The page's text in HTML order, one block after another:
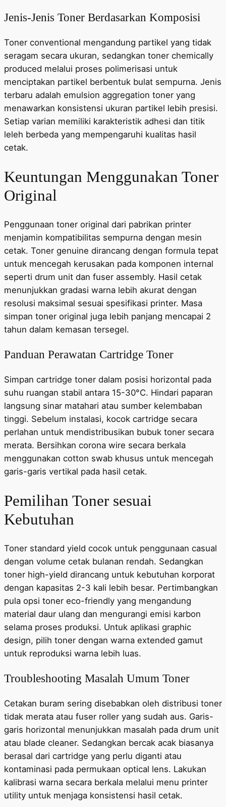
Jenis-Jenis Toner Berdasarkan Komposisi
Toner conventional mengandung partikel yang tidak
seragam secara ukuran, sedangkan toner chemically
produced melalui proses polimerisasi untuk
menciptakan partikel berbentuk bulat sempurna. Jenis
terbaru adalah emulsion aggregation toner yang
menawarkan konsistensi ukuran partikel lebih presisi.
Setiap varian memiliki karakteristik adhesi dan titik
leleh berbeda yang mempengaruhi kualitas hasil
cetak.
Keuntungan Menggunakan Toner
Original
Penggunaan toner original dari pabrikan printer
menjamin kompatibilitas sempurna dengan mesin
cetak. Toner genuine dirancang dengan formula tepat
untuk mencegah kerusakan pada komponen internal
seperti drum unit dan fuser assembly. Hasil cetak
menunjukkan gradasi warna lebih akurat dengan
resolusi maksimal sesuai spesifikasi printer. Masa
simpan toner original juga lebih panjang mencapai 2
tahun dalam kemasan tersegel.
Panduan Perawatan Cartridge Toner
Simpan cartridge toner dalam posisi horizontal pada
suhu ruangan stabil antara 15-30°C. Hindari paparan
langsung sinar matahari atau sumber kelembaban
tinggi. Sebelum instalasi, kocok cartridge secara
perlahan untuk mendistribusikan bubuk toner secara
merata. Bersihkan corona wire secara berkala
menggunakan cotton swab khusus untuk mencegah
garis-garis vertikal pada hasil cetak.
Pemilihan Toner sesuai
Kebutuhan
Toner standard yield cocok untuk penggunaan casual
dengan volume cetak bulanan rendah. Sedangkan
toner high-yield dirancang untuk kebutuhan korporat
dengan kapasitas 2-3 kali lebih besar. Pertimbangkan
pula opsi toner eco-friendly yang mengandung
material daur ulang dan mengurangi emisi karbon
selama proses produksi. Untuk aplikasi graphic
design, pilih toner dengan warna extended gamut
untuk reproduksi warna lebih luas.
Troubleshooting Masalah Umum Toner
Cetakan buram sering disebabkan oleh distribusi toner
tidak merata atau fuser roller yang sudah aus. Garis-
garis horizontal menunjukkan masalah pada drum unit
atau blade cleaner. Sedangkan bercak acak biasanya
berasal dari cartridge yang perlu diganti atau
kontaminasi pada permukaan optical lens. Lakukan
kalibrasi warna secara berkala melalui menu printer
utility untuk menjaga konsistensi hasil cetak.